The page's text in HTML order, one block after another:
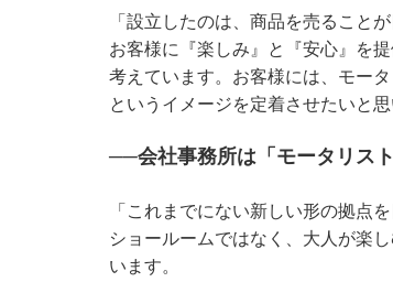
「設立したのは、商品を売ること
お客様に『楽しみ』と『安心』を
考えています。お客様には、モー
というイメージを定着させたいと思
──会社事務所は「モータリス
「これまでにない新しい形の拠点
ショールームではなく、大人が楽
います。